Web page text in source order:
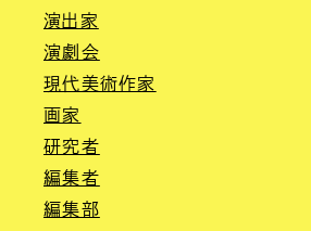
演出家
演劇会
現代美術作家
画家
研究者
編集者
編集部